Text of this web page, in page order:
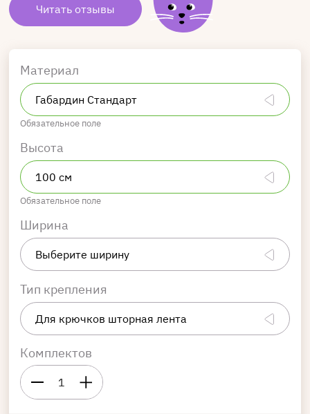
Читать отзывы
Материал
Обязательное поле
Высота
Обязательное поле
Ширина
Тип крепления
Комплектов
1